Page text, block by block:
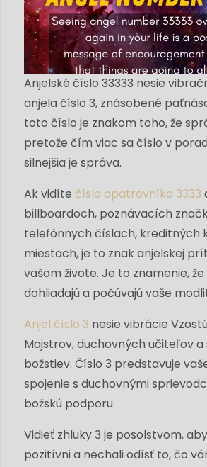
Anjelské číslo 33333 nesie
anjela číslo 3, znásobené
toto číslo je znakom toho, že
pretože čím viac sa číslo v
silnejšia je správa.
Ak vidíte číslo opatrovníka 3333
billboardoch, poznávacích
telefónnych číslach, kreditných
miestach, je to znak anjelskej
vašom živote. Je to znamenie,
dohliadajú a počúvajú vaše
Anjel číslo 3 nesie vibrácie
Majstrov, duchovných učiteľov
božstiev. Číslo 3 predstavuje
spojenie s duchovnými
božskú podporu.
Vidieť zhluky 3 je posolstvom,
pozitívni a nechali odísť to, čo